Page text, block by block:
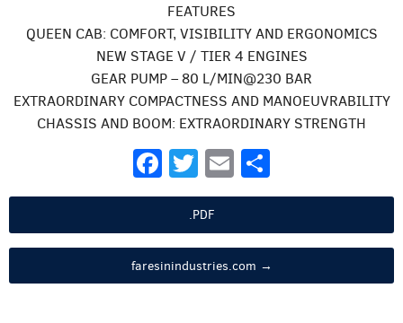
FEATURES
QUEEN CAB: COMFORT, VISIBILITY AND ERGONOMICS
NEW STAGE V / TIER 4 ENGINES
GEAR PUMP – 80 L/MIN@230 BAR
EXTRAORDINARY COMPACTNESS AND MANOEUVRABILITY
CHASSIS AND BOOM: EXTRAORDINARY STRENGTH
Facebook
Twitter
Email
.PDF
faresinindustries.com →